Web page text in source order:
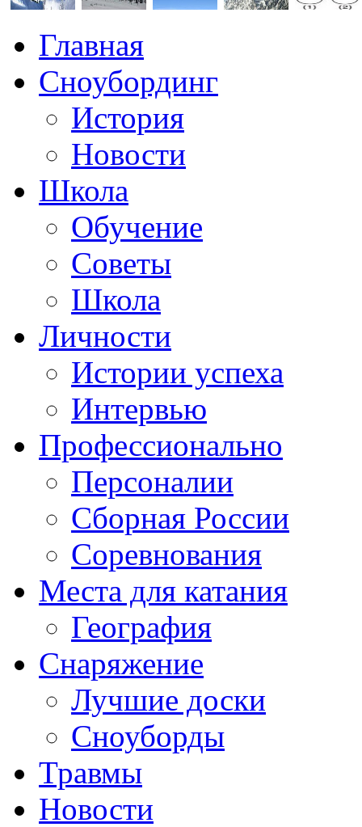
Главная
Сноубординг
История
Новости
Школа
Обучение
Советы
Школа
Личности
Истории успеха
Интервью
Профессионально
Персоналии
Сборная России
Соревнования
Места для катания
География
Снаряжение
Лучшие доски
Сноуборды
Травмы
Новости